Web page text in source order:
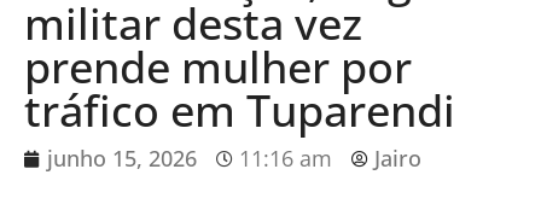
militar desta vez
prende mulher por
tráfico em Tuparendi
junho 15, 2026 11:16 am Jairo